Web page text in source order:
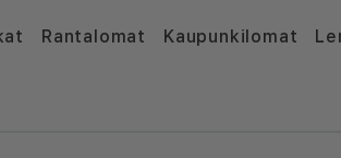
Rantalomat Kaupunkilomat